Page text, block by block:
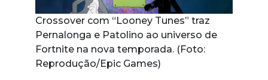
Crossover com “Looney Tunes” traz
Pernalonga e Patolino ao universo de
Fortnite na nova temporada. (Foto:
Reprodução/Epic Games)